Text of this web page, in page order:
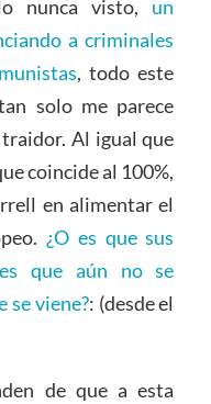
nunca visto, un
a criminales
, todo este
solo me parece
Al igual que
coincide al 100%,
en alimentar el
¿O es que sus
que aún no se
se viene?: (desde el
de que a esta